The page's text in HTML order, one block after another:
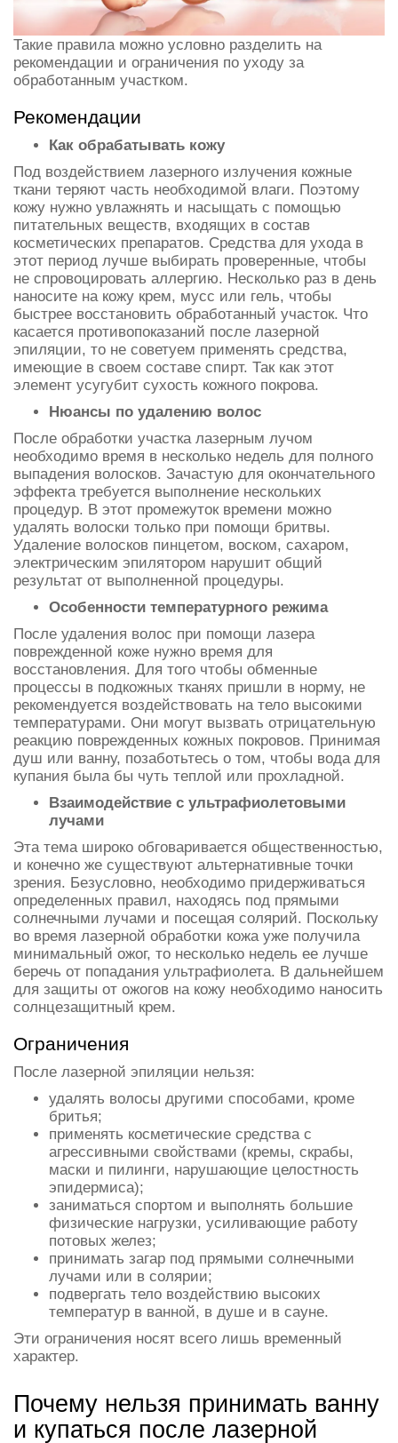
Такие правила можно условно разделить на
рекомендации и ограничения по уходу за
обработанным участком.
Рекомендации
Как обрабатывать кожу
Под воздействием лазерного излучения кожные
ткани теряют часть необходимой влаги. Поэтому
кожу нужно увлажнять и насыщать с помощью
питательных веществ, входящих в состав
косметических препаратов. Средства для ухода в
этот период лучше выбирать проверенные, чтобы
не спровоцировать аллергию. Несколько раз в день
наносите на кожу крем, мусс или гель, чтобы
быстрее восстановить обработанный участок. Что
касается противопоказаний после лазерной
эпиляции, то не советуем применять средства,
имеющие в своем составе спирт. Так как этот
элемент усугубит сухость кожного покрова.
Нюансы по удалению волос
После обработки участка лазерным лучом
необходимо время в несколько недель для полного
выпадения волосков. Зачастую для окончательного
эффекта требуется выполнение нескольких
процедур. В этот промежуток времени можно
удалять волоски только при помощи бритвы.
Удаление волосков пинцетом, воском, сахаром,
электрическим эпилятором нарушит общий
результат от выполненной процедуры.
Особенности температурного режима
После удаления волос при помощи лазера
поврежденной коже нужно время для
восстановления. Для того чтобы обменные
процессы в подкожных тканях пришли в норму, не
рекомендуется воздействовать на тело высокими
температурами. Они могут вызвать отрицательную
реакцию поврежденных кожных покровов. Принимая
душ или ванну, позаботьтесь о том, чтобы вода для
купания была бы чуть теплой или прохладной.
Взаимодействие с ультрафиолетовыми
лучами
Эта тема широко обговаривается общественностью,
и конечно же существуют альтернативные точки
зрения. Безусловно, необходимо придерживаться
определенных правил, находясь под прямыми
солнечными лучами и посещая солярий. Поскольку
во время лазерной обработки кожа уже получила
минимальный ожог, то несколько недель ее лучше
беречь от попадания ультрафиолета. В дальнейшем
для защиты от ожогов на кожу необходимо наносить
солнцезащитный крем.
Ограничения
После лазерной эпиляции нельзя:
удалять волосы другими способами, кроме
бритья;
применять косметические средства с
агрессивными свойствами (кремы, скрабы,
маски и пилинги, нарушающие целостность
эпидермиса);
заниматься спортом и выполнять большие
физические нагрузки, усиливающие работу
потовых желез;
принимать загар под прямыми солнечными
лучами или в солярии;
подвергать тело воздействию высоких
температур в ванной, в душе и в сауне.
Эти ограничения носят всего лишь временный
характер.
Почему нельзя принимать ванну
и купаться после лазерной